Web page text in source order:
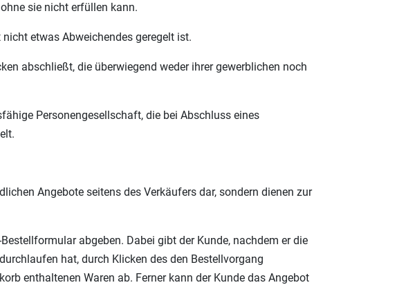
sie nicht erfüllen kann.
etwas Abweichendes geregelt ist.
abschließt, die überwiegend weder ihrer gewerblichen noch
Personengesellschaft, die bei Abschluss eines
Angebote seitens des Verkäufers dar, sondern dienen zur
abgeben. Dabei gibt der Kunde, nachdem er die
hat, durch Klicken des den Bestellvorgang
enthaltenen Waren ab. Ferner kann der Kunde das Angebot